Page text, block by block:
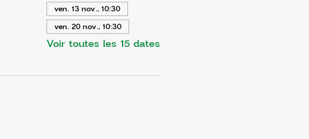
ven. 13 nov., 10:30
ven. 20 nov., 10:30
Voir toutes les 15 dates